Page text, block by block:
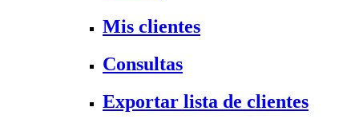
Mis clientes
Consultas
Exportar lista de clientes